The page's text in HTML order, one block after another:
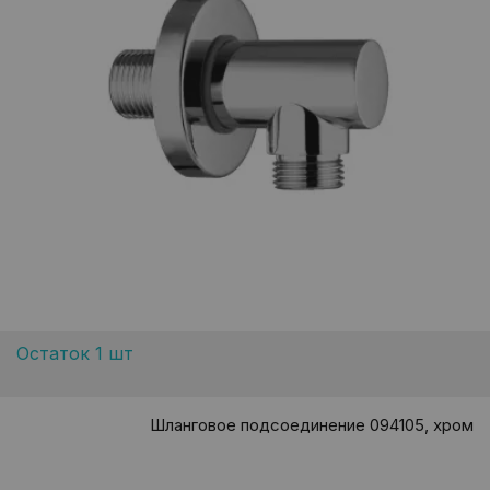
Остаток 1 шт
Шланговое подсоединение 094105, хром